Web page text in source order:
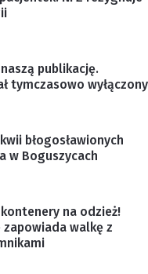
publikację.
tymczasowo wyłączony
błogosławionych
w Boguszycach
na odzież!
zapowiada walkę z